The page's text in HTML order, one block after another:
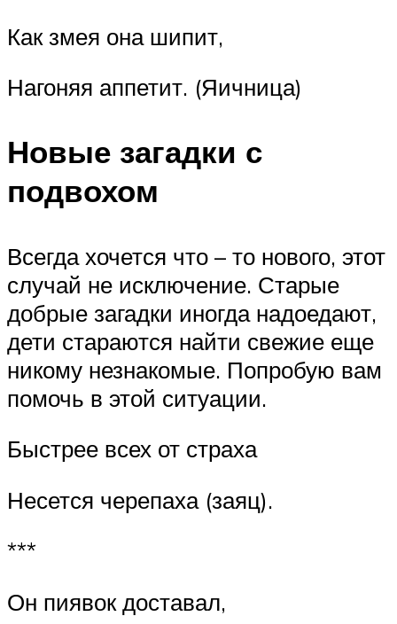
Как змея она шипит,
Нагоняя аппетит. (Яичница)
Новые загадки с
подвохом
Всегда хочется что – то нового, этот
случай не исключение. Старые
добрые загадки иногда надоедают,
дети стараются найти свежие еще
никому незнакомые. Попробую вам
помочь в этой ситуации.
Быстрее всех от страха
Несется черепаха (заяц).
***
Он пиявок доставал,